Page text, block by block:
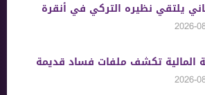
يلتقي نظيره التركي في أنقرة
المالية تكشف ملفات فساد قديمة